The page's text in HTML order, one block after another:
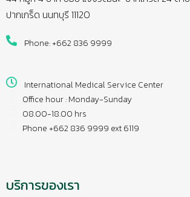
ปากเกร็ด นนทบุรี 11120
Phone: +662 836 9999
International Medical Service Center
Office hour : Monday-Sunday
08.00-18.00 hrs
Phone +662 836 9999 ext 6119
บริการของเรา